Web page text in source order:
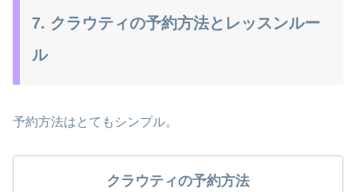
7. クラウティの予約方法とレッスンルー
ル
予約方法はとてもシンプル。
クラウティの予約方法